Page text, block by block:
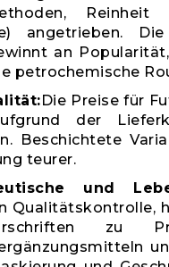
angetrieben.
an
petrochemische
Die Preise für
der
Beschichtete
teurer.
und
Qualitätskontrolle,
zu